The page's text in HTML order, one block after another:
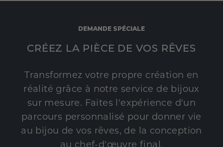
DEMANDE SPÉCIALE
CRÉEZ LA PIÈCE DE VOS RÊVES
Transformez votre propre création en
réalité grâce à notre service de bijoux
sur mesure. Faites l'expérience d'un
parcours personnalisé pour donner vie
au bijou de vos rêves, de la conception
au chef-d'œuvre final.